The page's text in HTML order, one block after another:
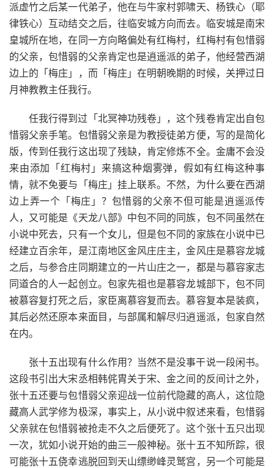
派虚竹之后某一代弟子，他在与牛家村郭啸天、杨铁心（耶
律铁心）互动结交之后，往临安城方向而去。临安城是南宋
皇城所在地，在同一方向略偏处有红梅村，红梅村有包惜弱
的父亲，包惜弱的父亲肯定也是逍遥派的弟子，他经营西湖
边上的「梅庄」，而「梅庄」在明朝晚期的时候，关押过日
月神教教主任我行。
任我行得到过「北冥神功残卷」，这个残卷肯定出自包
惜弱父亲手笔。包惜弱父亲是为教授徒弟方便，写的是简化
版，传到任我行这出现了残缺，肯定修炼不全。金庸不会没
来由添加「红梅村」来搞这种烟雾弹，假如有红梅这种事
情，就不免要与「梅庄」挂上联系。不然，为什么要在西湖
边上弄一个「梅庄」？包惜弱的父亲不但可能是逍遥派传
人，又可能是《天龙八部》中包不同的同族，包不同虽然在
小说中死去，只有一个女儿，但是包不同的家族在小说中已
经建立百余年，是江南地区金风庄庄主，金风庄是慕容龙城
之后，与参合庄同期建立的一片山庄之一，都是与慕容家志
同道合的人一起创立。包家先祖也是慕容龙城部下，包不同
被慕容复打死之后，家臣离慕容复而去。慕容复本是装疯，
其后必然还原本来面目，与部属和解尽归逍遥派，包家自然
在内。
张十五出现有什么作用？当然不是没事干说一段闲书。
这段书引出大宋丞相韩侂胄关于宋、金之间的反间计之外，
张十五还要与包惜弱父亲迎战一位前代隐藏的高人，这位隐
藏高人武学修为极深，事实上，从小说中叙述来看，包惜弱
父亲就在包惜弱被抢走不久之后便死了。这个张十五只出现
一次，犹如小说开始的曲三一般神秘。张十五不知所踪，很
可能张十五侥幸逃脱回到天山缥缈峰灵鹫宫，另一个可能是